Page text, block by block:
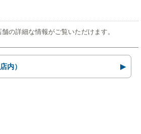
の詳細な情報がご覧いただけます。
内）